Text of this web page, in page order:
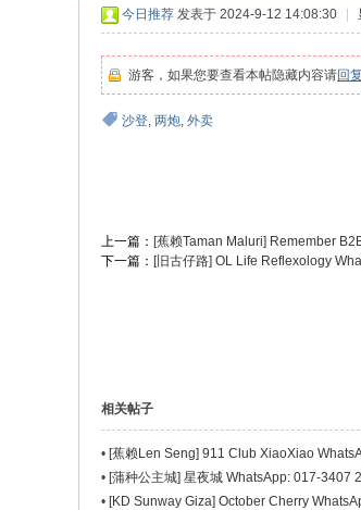
今日推荐 发表于 2024-9-12 14:08:30
游客，如果您要查看本帖隐藏内容请回复
沙登, 两炮, 外卖
上一篇： [蕉赖Taman Maluri] Remember
下一篇： [旧古仔路] OL Life Reflexology
相关帖子
• [蕉赖Len Seng] 911 Club XiaoXiao
• [蒲种公主城] 星夜城 WhatsApp: 017-3407
• [KD Sunway Giza] October Cherry